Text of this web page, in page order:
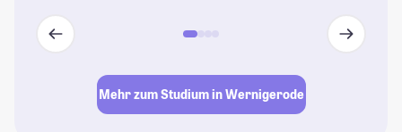
Mehr zum Studium in Wernigerode